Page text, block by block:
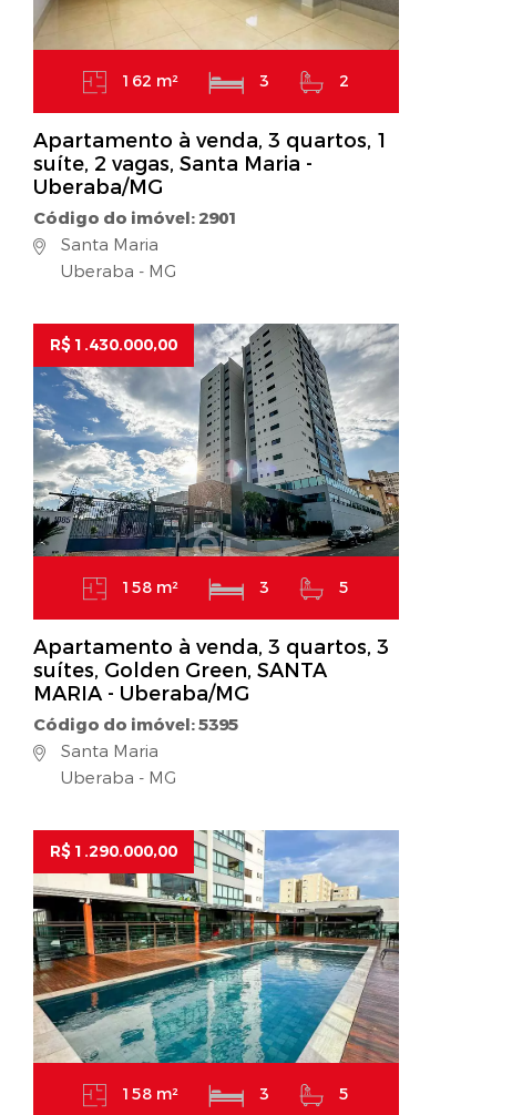
162 m² 3 2
Apartamento à venda, 3 quartos, 1
suíte, 2 vagas, Santa Maria -
Uberaba/MG
Código do imóvel: 2901
Santa Maria
Uberaba - MG
R$ 1.430.000,00
158 m² 3 5
Apartamento à venda, 3 quartos, 3
suítes, Golden Green, SANTA
MARIA - Uberaba/MG
Código do imóvel: 5395
Santa Maria
Uberaba - MG
R$ 1.290.000,00
158 m² 3 5